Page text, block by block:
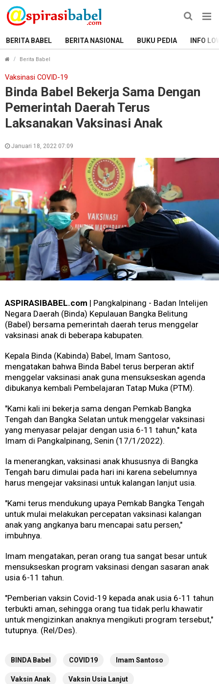
BERITA BABEL BERITA NASIONAL BUKU PEDIA INFO
Berita Babel
Vaksinasi COVID-19
Binda Babel Bekerja Sama Dengan
Pemerintah Daerah Terus
Laksanakan Vaksinasi Anak
Januari 18, 2022 07:09
ASPIRASIBABEL.com | Pangkalpinang - Badan Intelijen
Negara Daerah (Binda) Kepulauan Bangka Belitung
(Babel) bersama pemerintah daerah terus menggelar
vaksinasi anak di beberapa kabupaten.
Kepala Binda (Kabinda) Babel, Imam Santoso,
mengatakan bahwa Binda Babel terus berperan aktif
menggelar vaksinasi anak guna mensukseskan agenda
dibukanya kembali Pembelajaran Tatap Muka (PTM).
"Kami kali ini bekerja sama dengan Pemkab Bangka
Tengah dan Bangka Selatan untuk menggelar vaksinasi
yang menyasar pelajar dengan usia 6-11 tahun," kata
Imam di Pangkalpinang, Senin (17/1/2022).
Ia menerangkan, vaksinasi anak khususnya di Bangka
Tengah baru dimulai pada hari ini karena sebelumnya
harus mengejar vaksinasi untuk kalangan lanjut usia.
"Kami terus mendukung upaya Pemkab Bangka Tengah
untuk mulai melakukan percepatan vaksinasi kalangan
anak yang angkanya baru mencapai satu persen,"
imbuhnya.
Imam mengatakan, peran orang tua sangat besar untuk
mensukseskan program vaksinasi dengan sasaran anak
usia 6-11 tahun.
"Pemberian vaksin Covid-19 kepada anak usia 6-11 tahun
terbukti aman, sehingga orang tua tidak perlu khawatir
untuk mengizinkan anaknya mengikuti program tersebut,"
tutupnya. (Rel/Des).
BINDA Babel COVID19 Imam Santoso
Vaksin Anak Vaksin Usia Lanjut